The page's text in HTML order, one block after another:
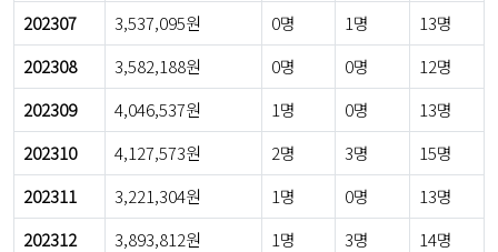
202307
3,537,095원 0명 1명
13명
202308
3,582,188원 0명 0명
12명
202309
4,046,537원 1명 0명
13명
202310
4,127,573원 2명 3명
15명
202311
3,221,304원 1명 0명
13명
202312
3,893,812원 1명 3명
14명